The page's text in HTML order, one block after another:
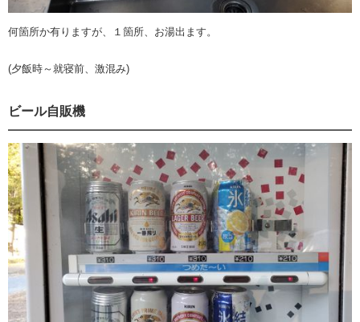
何箇所か有りますが、１箇所、お湯出ます。
(夕飯時～就寝前、激混み)
ビール自販機